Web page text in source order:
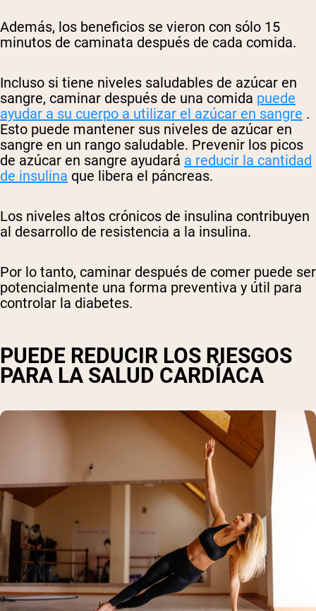
Además, los beneficios se vieron con sólo 15
minutos de caminata después de cada comida.
Incluso si tiene niveles saludables de azúcar en
sangre, caminar después de una comida puede
ayudar a su cuerpo a utilizar el azúcar en sangre .
Esto puede mantener sus niveles de azúcar en
sangre en un rango saludable. Prevenir los picos
de azúcar en sangre ayudará a reducir la cantidad
de insulina que libera el páncreas.
Los niveles altos crónicos de insulina contribuyen
al desarrollo de resistencia a la insulina.
Por lo tanto, caminar después de comer puede ser
potencialmente una forma preventiva y útil para
controlar la diabetes.
PUEDE REDUCIR LOS RIESGOS
PARA LA SALUD CARDÍACA
Language:
Comprar Ahora